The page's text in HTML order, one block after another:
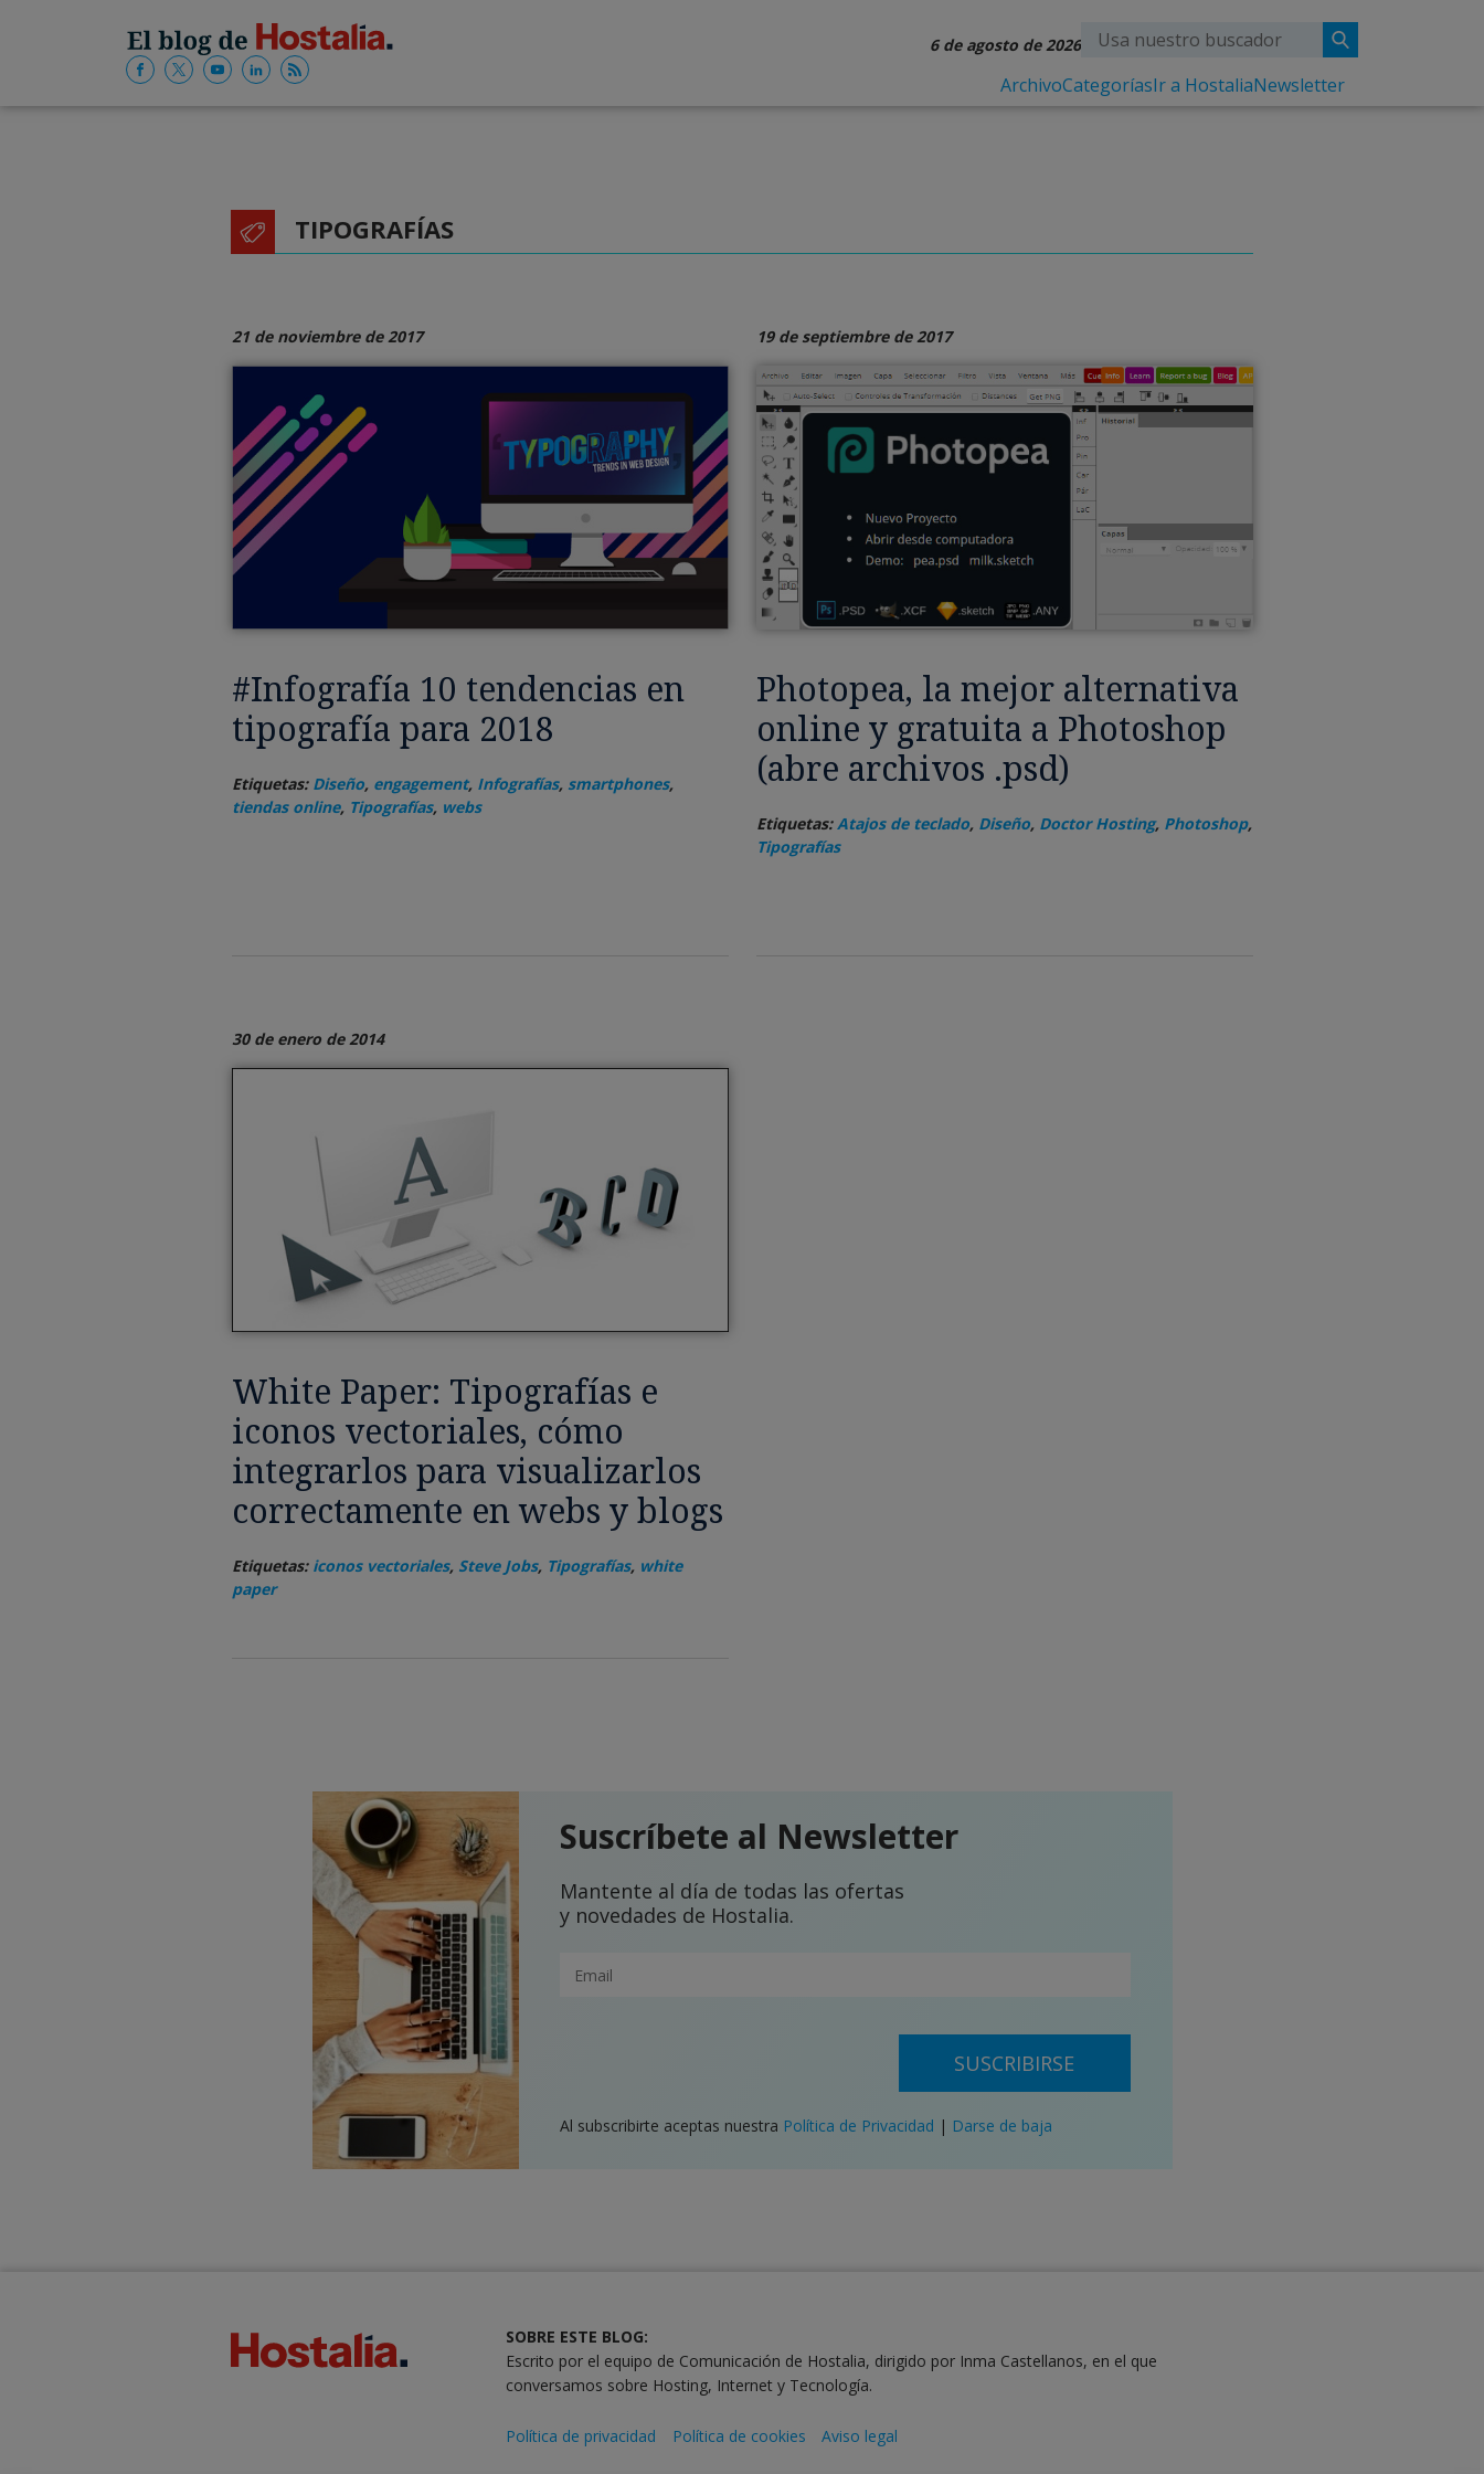
6 de agosto de 2026
ArchivoCategoríasIr a HostaliaNewsletter
TIPOGRAFÍAS
21 de noviembre de 2017
#Infografía 10 tendencias en
tipografía para 2018
Etiquetas: Diseño, engagement, Infografías, smartphones,
tiendas online, Tipografías, webs
19 de septiembre de 2017
Photopea, la mejor alternativa
online y gratuita a Photoshop
(abre archivos .psd)
Etiquetas:Atajos de teclado, Diseño, Doctor Hosting, Photoshop,
Tipografías
30 de enero de 2014
White Paper: Tipografías e
iconos vectoriales, cómo
integrarlos para visualizarlos
correctamente en webs y blogs
Etiquetas: iconos vectoriales, Steve Jobs, Tipografías, white
paper
Suscríbete al Newsletter
Mantente al día de todas las ofertas
y novedades de Hostalia.
SUSCRIBIRSE
Al subscribirte aceptas nuestra Política de Privacidad | Darse de baja
SOBRE ESTE BLOG:
Escrito por el equipo de Comunicación de Hostalia, dirigido por Inma Castellanos, en el que
conversamos sobre Hosting, Internet y Tecnología.
Política de privacidad Política de cookies Aviso legal